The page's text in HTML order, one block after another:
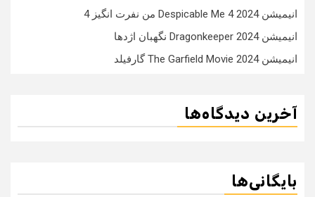
انیمیشن Despicable Me 4 2024 من نفرت انگیز 4
انیمیشن Dragonkeeper 2024 نگهبان اژدها
انیمیشن The Garfield Movie 2024 گارفیلد
آخرین دیدگاه‌ها
بایگانی‌ها